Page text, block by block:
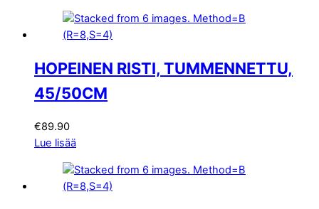
HOPEINEN RISTI, TUMMENNETTU,
45/50CM
€89.90
Lue lisää